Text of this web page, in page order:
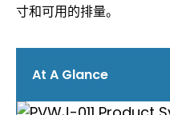
寸和可用的排量。
At A Glance